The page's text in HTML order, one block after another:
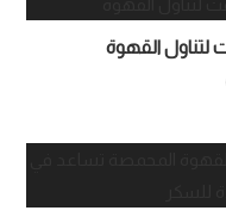
القهوة